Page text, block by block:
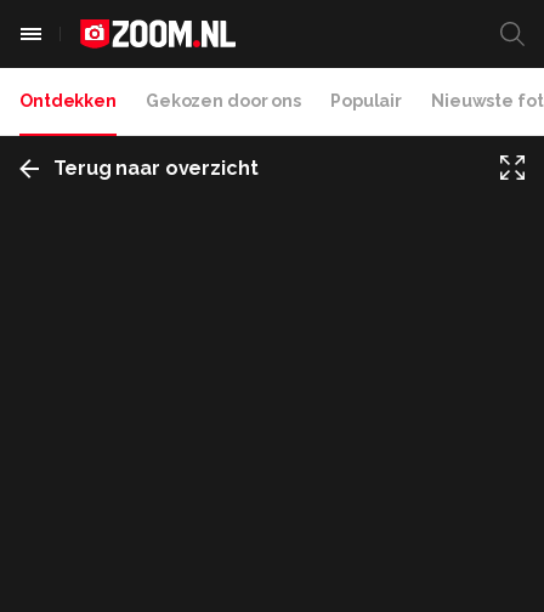
Ontdekken Gekozen door ons Populair Nieuwste
Terug naar overzicht